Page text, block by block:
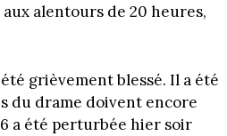
alentours de 20 heures,
grièvement blessé. Il a été
du drame doivent encore
a été perturbée hier soir